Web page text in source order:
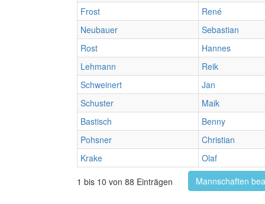
Frost
René
Neubauer
Sebastian
Rost
Hannes
Lehmann
Reik
Schweinert
Jan
Schuster
Maik
Bastisch
Benny
Pohsner
Christian
Krake
Olaf
1 bis 10 von 88 Einträgen
Mannschaften